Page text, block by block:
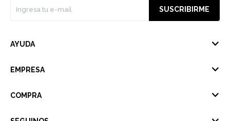
SUSCRIBIRME
AYUDA
EMPRESA
COMPRA